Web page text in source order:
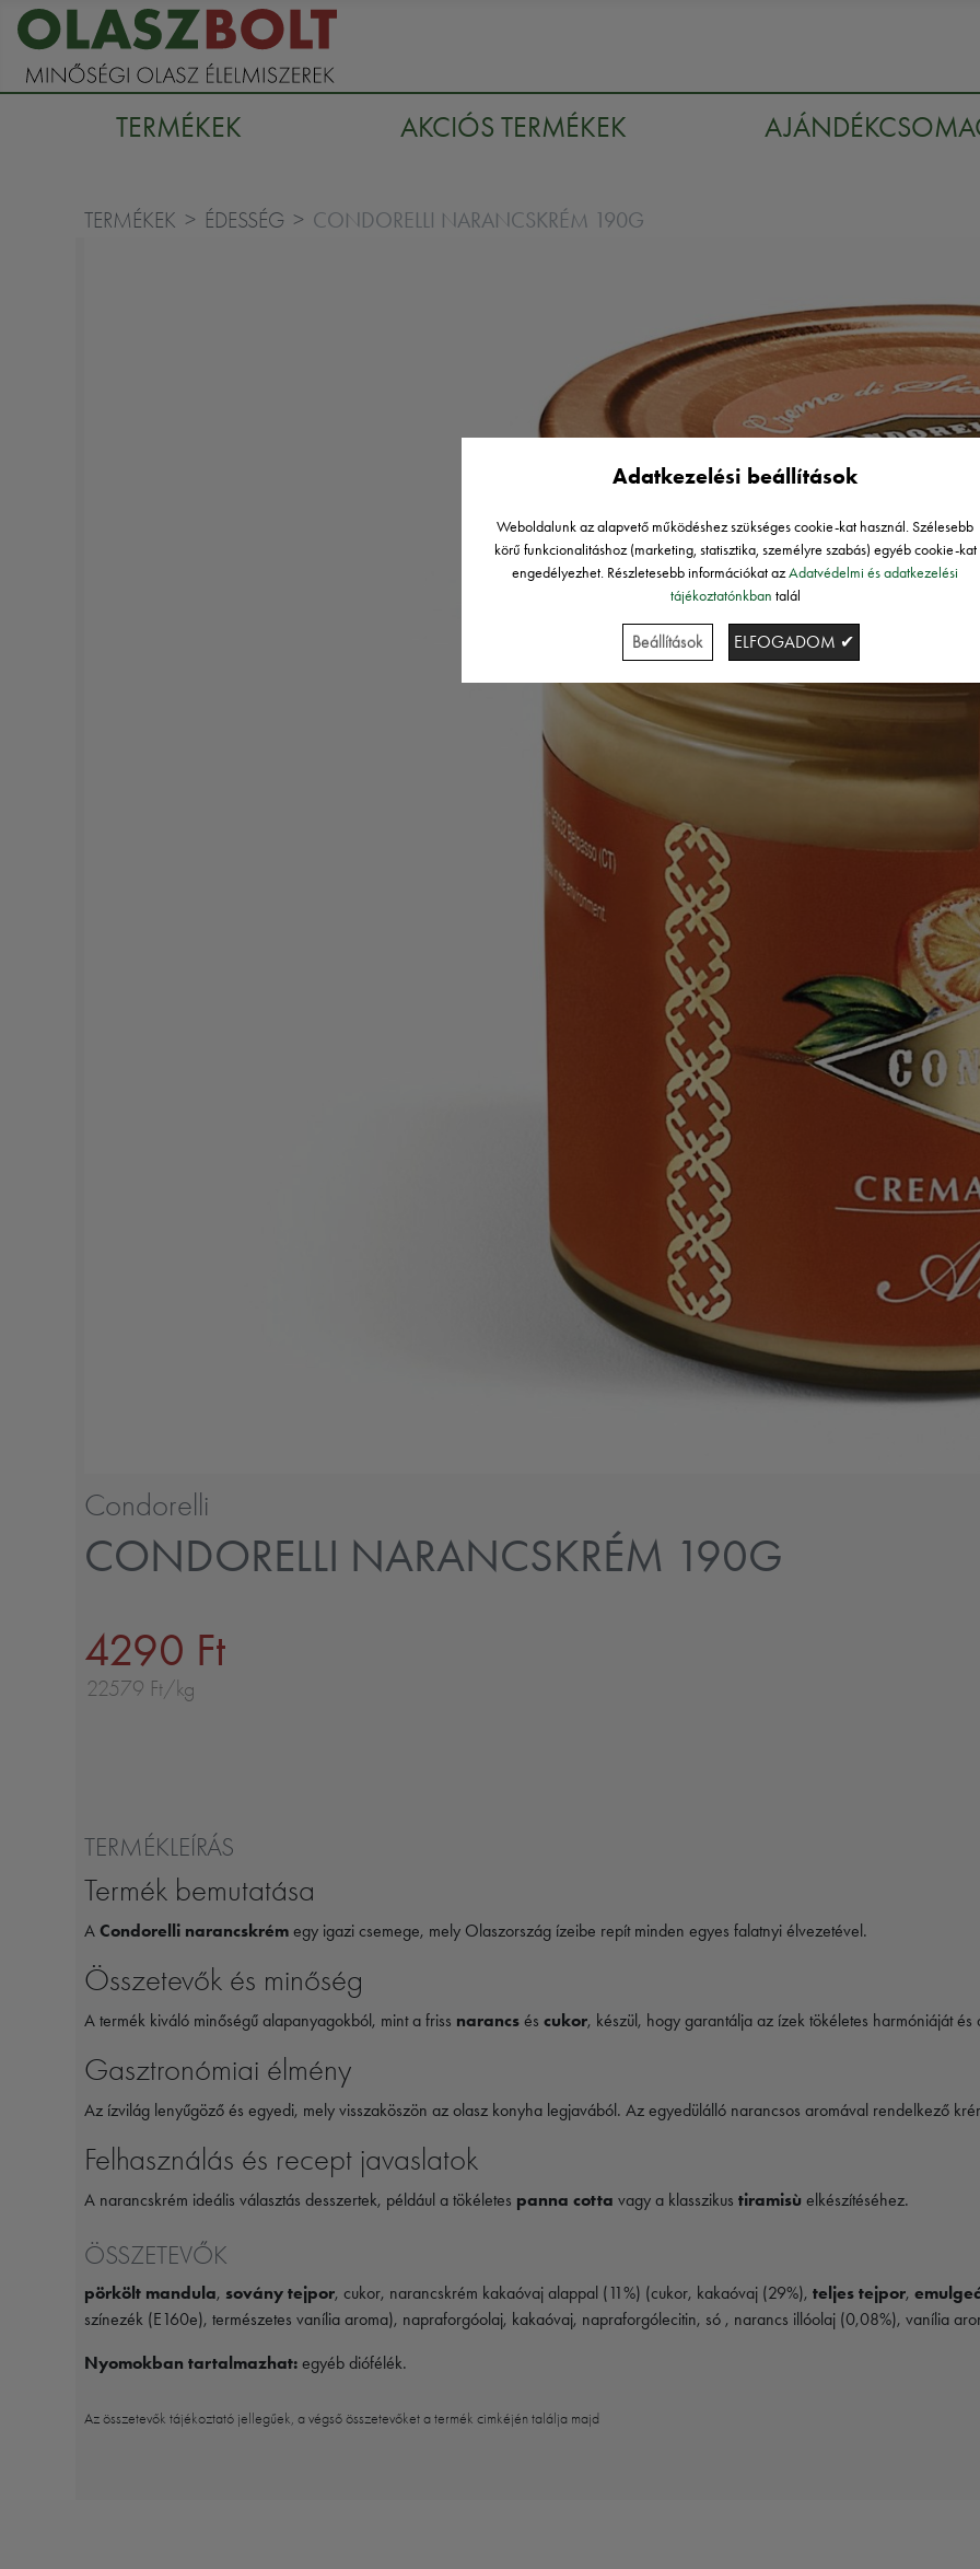
TERMÉKEK AKCIÓS TERMÉKEK
TERMÉKEK ÉDESSÉG CONDORELLI NARANCSKRÉM 190G
Condorelli
CONDORELLI NARANCSKRÉM 190G
4290 Ft
22579 Ft/kg
TERMÉKLEÍRÁS
Termék bemutatása
A Condorelli narancskrém egy igazi csemege, mely Olaszország ízeibe repít minden egyes falatnyi élvezetével.
Összetevők és minőség
A termék kiváló minőségű alapanyagokból, mint a friss narancs és cukor, készül, hogy garantálja az ízek tökéletes harmóniáját és
Gasztronómiai élmény
Az ízvilág lenyűgöző és egyedi, mely visszaköszön az olasz konyha legjavából. Az egyedülálló narancsos aromával rendelkező
Felhasználás és recept javaslatok
A narancskrém ideális választás desszertek, például a tökéletes panna cotta vagy a klasszikus tiramisù elkészítéséhez.
ÖSSZETEVŐK
pörkölt mandula, sovány tejpor, cukor, narancskrém kakaóvaj alappal (11%) (cukor, kakaóvaj (29%), teljes tejpor,
színezék (E160e), természetes vanília aroma), napraforgóolaj, kakaóvaj, napraforgólecitin, só , narancs illóolaj (0,08%), vanília
Nyomokban tartalmazhat: egyéb diófélék.
Az összetevők tájékoztató jellegűek, a végső összetevőket a termék cimkéjén találja majd
Adatkezelési beállítások
Weboldalunk az alapvető működéshez szükséges cookie-kat használ. Szélesebb
körű funkcionalitáshoz (marketing, statisztika, személyre szabás) egyéb cookie-kat
engedélyezhet. Részletesebb információkat azAdatvédelmi és adatkezelési
tájékoztatónkban talál
Beállítások ELFOGADOM ✔